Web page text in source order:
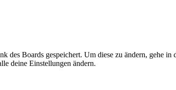
des Boards gespeichert. Um diese zu ändern, gehe
deine Einstellungen ändern.